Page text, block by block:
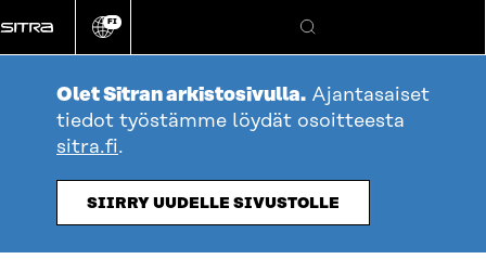
suoraan
sisältöön
Vaihda
kieli
FI
Hae
Olet Sitran arkistosivulla. Ajantasaiset
tiedot työstämme löydät osoitteesta
sitra.fi.
SIIRRY UUDELLE SIVUSTOLLE